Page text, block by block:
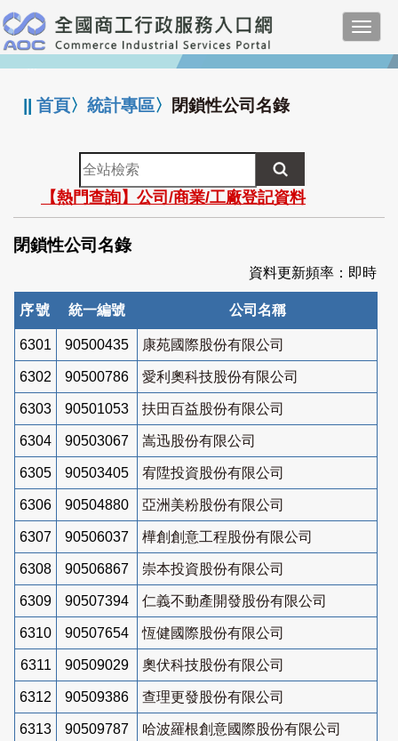
跳
到
主
要
:::
||首頁〉統計專區〉 閉鎖性公司名錄
全
站
檢
索
【熱門查詢】公司/商業/工廠登記資料
閉鎖性公司名錄
資料更新頻率：即時
序號 統一編號 公司名稱
6301 90500435 康苑國際股份有限公司
6302 90500786 愛利奧科技股份有限公司
6303 90501053 扶田百益股份有限公司
6304 90503067 嵩迅股份有限公司
6305 90503405 宥陞投資股份有限公司
6306 90504880 亞洲美粉股份有限公司
6307 90506037 樺創創意工程股份有限公司
6308 90506867 崇本投資股份有限公司
6309 90507394 仁義不動產開發股份有限公司
6310 90507654 恆健國際股份有限公司
6311 90509029 奧伏科技股份有限公司
6312 90509386 查理更發股份有限公司
6313 90509787 哈波羅根創意國際股份有限公司